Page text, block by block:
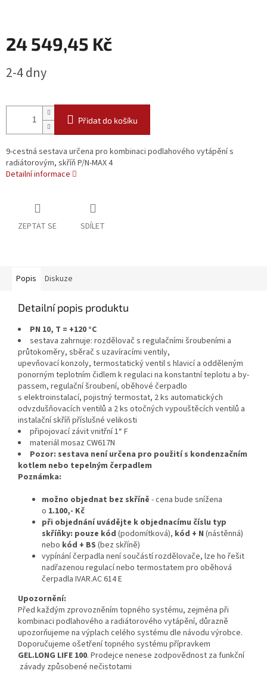
24 549,45 Kč
cena:
2-4 dny
Přidat do košíku
9-cestná sestava určena pro kombinaci podlahového vytápění s
radiátorovým, skříň P/N-MAX 4
Detailní informace
ZEPTAT SE SDÍLET
Popis Diskuze
Detailní popis produktu
PN 10, T = +120 °C
sestava zahrnuje: rozdělovač s regulačními šroubeními a
průtokoměry, sběrač s uzavíracími ventily,
upevňovací konzoly, termostatický ventil s hlavicí a odděleným
ponorným teplotním čidlem k regulaci na konstantní teplotu a by-
passem, regulační šroubení, oběhové čerpadlo
s elektroinstalací, pojistný termostat, 2 ks automatických
odvzdušňovacích ventilů a 2 ks otočných vypouštěcích ventilů a
instalační skříň příslušné velikosti
připojovací závit vnitřní 1“ F
materiál mosaz CW617N
Pozor: sestava není určena pro použití s kondenzačním
kotlem nebo tepelným čerpadlem
Poznámka:
možno objednat bez skříně - cena bude snížena
o 1.100,- Kč
při objednání uvádějte k objednacímu číslu typ
skříňky: pouze kód (podomítková), kód + N (nástěnná)
nebo kód + BS (bez skříně)
vypínání čerpadla není součástí rozdělovače, lze ho řešit
nadřazenou regulací nebo termostatem pro oběhová
čerpadla IVAR.AC 614 E
Upozornění:
Před každým zprovozněním topného systému, zejména při
kombinaci podlahového a radiátorového vytápění, důrazně
upozorňujeme na výplach celého systému dle návodu výrobce.
Doporučujeme ošetření topného systému přípravkem
GEL.LONG LIFE 100. Prodejce nenese zodpovědnost za funkční
závady způsobené nečistotami